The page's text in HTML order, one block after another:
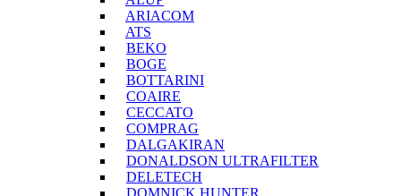
ARIACOM
ATS
BEKO
BOGE
BOTTARINI
COAIRE
CECCATO
COMPRAG
DALGAKIRAN
DONALDSON ULTRAFILTER
DELETECH
DOMNICK HUNTER